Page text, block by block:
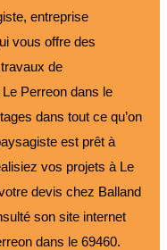
entreprise
vous offre des
de
Perreon dans le
dans tout ce qu’on
est prêt à
vos projets à Le
devis chez Balland
son site internet
dans le 69460.